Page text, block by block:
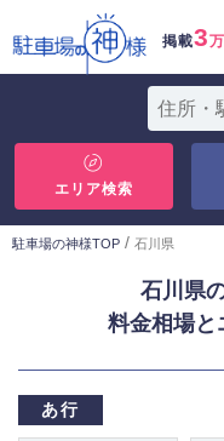
掲載3
エリア検索
駐車場の神様TOP / 石川県
石川県
料金相場と
あ行